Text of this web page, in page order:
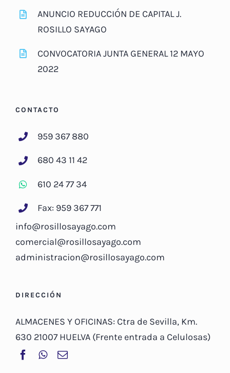
ANUNCIO REDUCCIÓN DE CAPITAL J.
ROSILLO SAYAGO
CONVOCATORIA JUNTA GENERAL 12 MAYO
2022
CONTACTO
959 367 880
680 43 11 42
610 24 77 34
Fax: 959 367 771
info@rosillosayago.com
comercial@rosillosayago.com
administracion@rosillosayago.com
DIRECCIÓN
ALMACENES Y OFICINAS: Ctra de Sevilla, Km.
630 21007 HUELVA (Frente entrada a Celulosas)